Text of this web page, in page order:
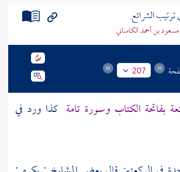
ترتيب الشرائع
بن أحمد الكاساني
207
بفاتحة الكتاب وسورة تامة كذا ورد في